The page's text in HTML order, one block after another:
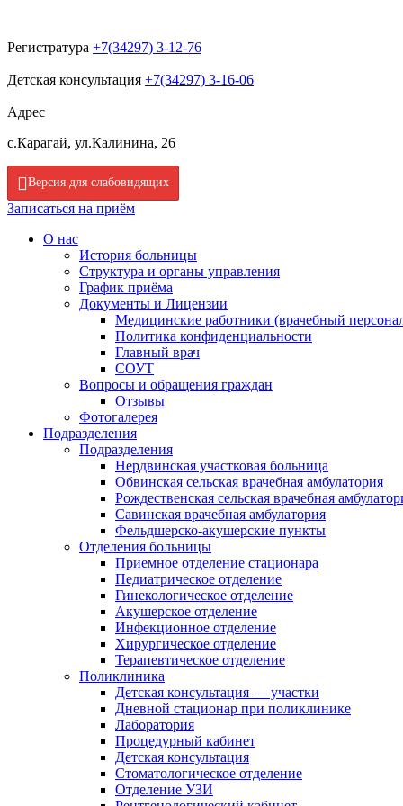
Регистратура +7(34297) 3-12-76
Детская консультация +7(34297) 3-16-06
Адрес
с.Карагай, ул.Калинина, 26
Версия для слабовидящих
Записаться на приём
О нас
История больницы
Структура и органы управления
График приёма
Документы и Лицензии
Медицинские работники (врачебный
Политика конфиденциальности
Главный врач
СОУТ
Вопросы и обращения граждан
Отзывы
Фотогалерея
Подразделения
Подразделения
Нердвинская участковая больница
Обвинская сельская врачебная амбулатория
Рождественская сельская врачебная
Савинская врачебная амбулатория
Фельдшерско-акушерские пункты
Отделения больницы
Приемное отделение стационара
Педиатрическое отделение
Гинекологическое отделение
Акушерское отделение
Инфекционное отделение
Хирургическое отделение
Терапевтическое отделение
Поликлиника
Детская консультация — участки
Дневной стационар при поликлинике
Лаборатория
Процедурный кабинет
Детская консультация
Стоматологическое отделение
Отделение УЗИ